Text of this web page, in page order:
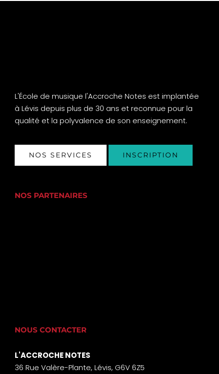
L'École de musique l'Accroche Notes est implantée
à Lévis depuis plus de 30 ans et reconnue pour la
qualité et la polyvalence de son enseignement.
NOS SERVICES INSCRIPTION
NOS PARTENAIRES
NOUS CONTACTER
L'ACCROCHE NOTES
36 Rue Valère-Plante, Lévis, G6V 6Z5